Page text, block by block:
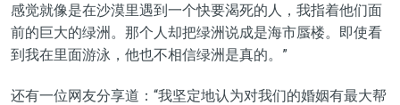
感觉就像是在沙漠里遇到一个快要渴死的人，我指着他们面
前的巨大的绿洲。那个人却把绿洲说成是海市蜃楼。即使看
到我在里面游泳，他也不相信绿洲是真的。”
还有一位网友分享道：“我坚定地认为对我们的婚姻有最大帮